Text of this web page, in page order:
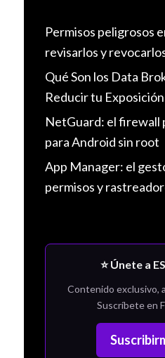
Permisos peligrosos
revisarlos y
Qué Son los Data
Reducir tu Exposición
NetGuard: el firewall
para Android sin root
App Manager: el
permisos y
⭐ Únete a
Contenido exclusivo,
Suscríbete en